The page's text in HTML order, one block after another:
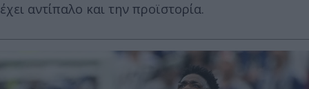
έχει αντίπαλο και την προϊστορία.